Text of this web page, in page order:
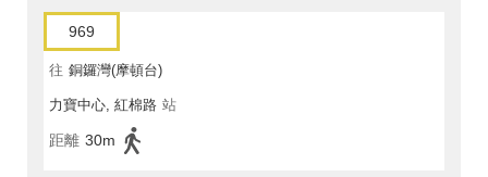
969
往 銅鑼灣(摩頓台)
力寶中心, 紅棉路 站
距離 30m